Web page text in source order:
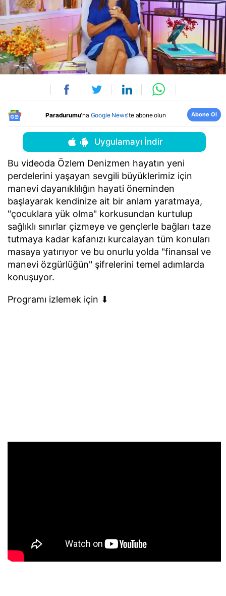
Paradurumu'na Google News'te abone olun Abone Ol
Uygulamayı İndir
Bu videoda Özlem Denizmen hayatın yeni
perdelerini yaşayan sevgili büyüklerimiz için
manevi dayanıklılığın hayati öneminden
başlayarak kendinize ait bir anlam yaratmaya,
"çocuklara yük olma" korkusundan kurtulup
sağlıklı sınırlar çizmeye ve gençlerle bağları taze
tutmaya kadar kafanızı kurcalayan tüm konuları
masaya yatırıyor ve bu onurlu yolda "finansal ve
manevi özgürlüğün" şifrelerini temel adımlarda
konuşuyor.
Programı izlemek için ⬇︎